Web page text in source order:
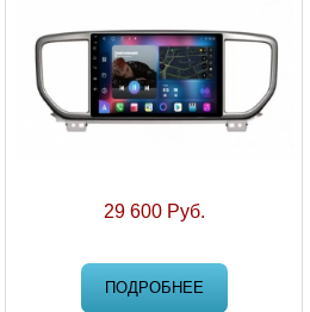
29 600 Руб.
ПОДРОБНЕЕ